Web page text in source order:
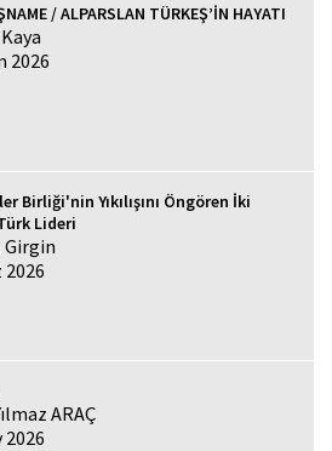
/ ALPARSLAN TÜRKEŞ’İN HAYATI
2026
Birliği'nin Yıkılışını Öngören İki
Lideri
Girgin
2026
ARAÇ
2026